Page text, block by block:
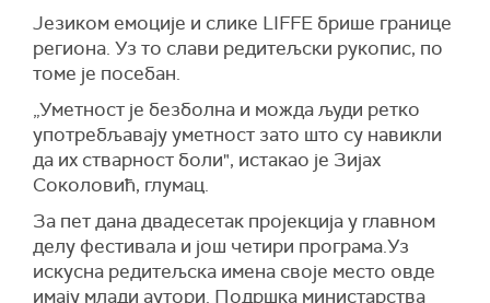
Језиком емоције и слике LIFFE брише границе
региона. Уз то слави редитељски рукопис, по
томе је посебан.
„Уметност је безболна и можда људи ретко
употребљавају уметност зато што су навикли
да их стварност боли", истакао је Зијах
Соколовић, глумац.
За пет дана двадесетак пројекција у главном
делу фестивала и још четири програма.Уз
искусна редитељска имена своје место овде
имају млади аутори. Подршка министарства